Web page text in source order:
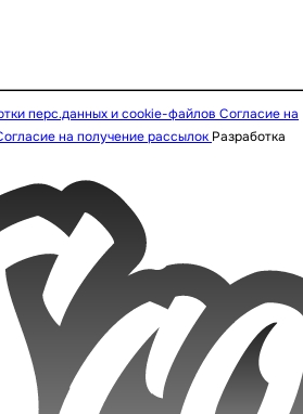
перс.данных и cookie-файлов Согласие на
на получение рассылок Разработка